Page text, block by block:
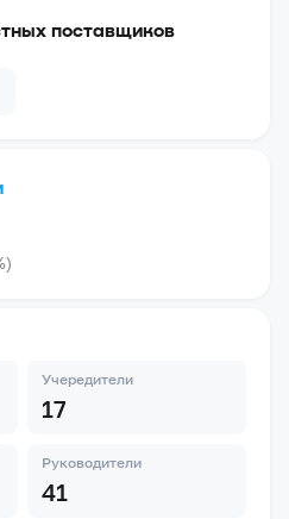
поставщиков
Учередители
17
Руководители
41